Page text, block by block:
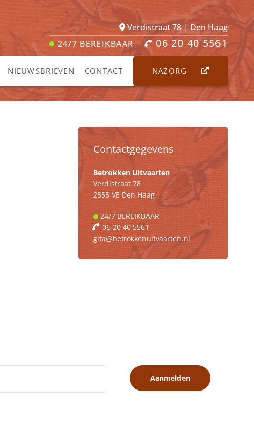
Verdistraat 78 | Den Haag
24/7 BEREIKBAAR 06 20 40 5561
NIEUWSBRIEVEN CONTACT NAZORG
Contactgegevens
Betrokken Uitvaarten
Verdistraat 78
2555 VE Den Haag
24/7 BEREIKBAAR
06 20 40 5561
gita@betrokkenuitvaarten.nl
Aanmelden